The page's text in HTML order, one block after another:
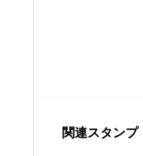
関連スタンプ